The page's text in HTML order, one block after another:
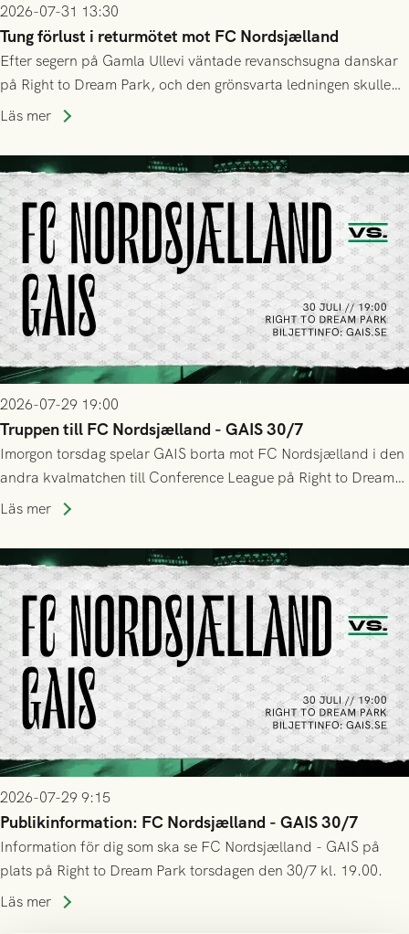
2026-07-31 13:30
Tung förlust i returmötet mot FC Nordsjælland
Efter segern på Gamla Ullevi väntade revanschsugna danskar
på Right to Dream Park, och den grönsvarta ledningen skulle
upphöra efter mindre än kvarten spelad. På lika mark visade
tennissiffror och det grönsvarta europaäventyret tog slut.
Läs mer
2026-07-29 19:00
Truppen till FC Nordsjælland - GAIS 30/7
Imorgon torsdag spelar GAIS borta mot FC Nordsjælland i den
andra kvalmatchen till Conference League på Right to Dream
Park! Fredrik Holmberg och ledarstaben har tagit ut följande
Läs mer
2026-07-29 9:15
Publikinformation: FC Nordsjælland - GAIS 30/7
Information för dig som ska se FC Nordsjælland - GAIS på
plats på Right to Dream Park torsdagen den 30/7 kl. 19.00.
Läs mer